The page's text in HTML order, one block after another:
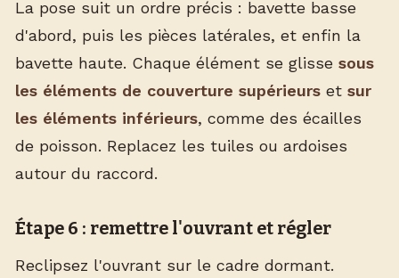
La pose suit un ordre précis : bavette basse
d'abord, puis les pièces latérales, et enfin la
bavette haute. Chaque élément se glisse sous
les éléments de couverture supérieurs et sur
les éléments inférieurs, comme des écailles
de poisson. Replacez les tuiles ou ardoises
autour du raccord.
Étape 6 : remettre l'ouvrant et régler
Reclipsez l'ouvrant sur le cadre dormant.